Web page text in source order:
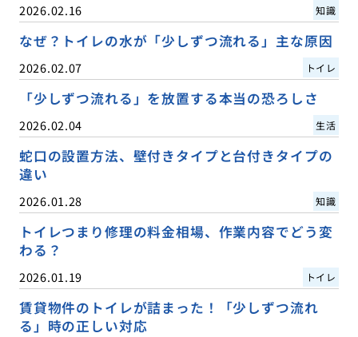
2026.02.16 知識
なぜ？トイレの水が「少しずつ流れる」主な原因
2026.02.07 トイレ
「少しずつ流れる」を放置する本当の恐ろしさ
2026.02.04 生活
蛇口の設置方法、壁付きタイプと台付きタイプの
違い
2026.01.28 知識
トイレつまり修理の料金相場、作業内容でどう変
わる？
2026.01.19 トイレ
賃貸物件のトイレが詰まった！「少しずつ流れ
る」時の正しい対応